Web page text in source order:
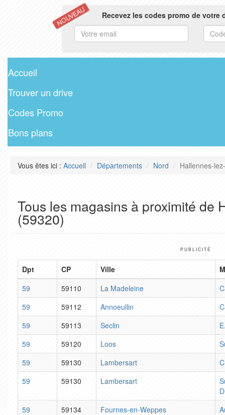
NOUVEAU Recevez les codes promo de votre
Accueil
Trouver un drive
Codes Promo
Bons plans
Vous êtes ici : Accueil Départements Nord Hallennes-
Tous les magasins à proximité de
(59320)
PUBLICITÉ
Dpt CP Ville
59
59110 La Madeleine
59
59112 Annoeullin
59
59113 Seclin
59
59120 Loos
59
59130 Lambersart
59
59130 Lambersart
59
59134 Fournes-en-Weppes